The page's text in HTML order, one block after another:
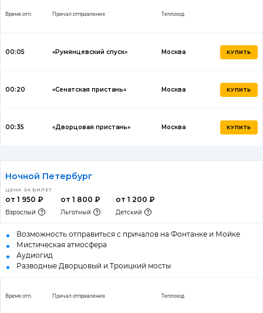
Время отп. Причал отправления Теплоход
00:05 «Румянцевский спуск» Москва КУПИТЬ
00:20 «Сенатская пристань» Москва КУПИТЬ
00:35 «Дворцовая пристань» Москва КУПИТЬ
Ночной Петербург
ЦЕНА ЗА БИЛЕТ
от 1 950 ₽
Взрослый
от 1 800 ₽
Льготный
от 1 200 ₽
Детский
Возможность отправиться с причалов на Фонтанке и Мойке
Мистическая атмосфера
Аудиогид
Разводные Дворцовый и Троицкий мосты
Время отп. Причал отправления Теплоход